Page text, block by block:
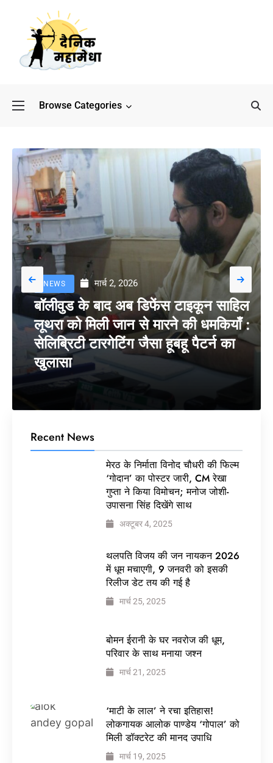
Browse Categories
NEWS मार्च 2, 2026
बॉलीवुड के बाद अब डिफेंस टाइकून साहिल
लूथरा को मिली जान से मारने की धमकियाँ :
सेलिब्रिटी टारगेटिंग जैसा हूबहू पैटर्न का
खुलासा
Recent News
मेरठ के निर्माता विनोद चौधरी की फिल्म
‘गोदान’ का पोस्टर जारी, CM रेखा
गुप्ता ने किया विमोचन; मनोज जोशी-
उपासना सिंह दिखेंगे साथ
अक्टूबर 4, 2025
थलपति विजय की जन नायकन 2026
में धूम मचाएगी, 9 जनवरी को इसकी
रिलीज डेट तय की गई है
मार्च 25, 2025
बोमन ईरानी के घर नवरोज की धूम,
परिवार के साथ मनाया जश्न
मार्च 21, 2025
‘माटी के लाल’ ने रचा इतिहास!
लोकगायक आलोक पाण्डेय ‘गोपाल’ को
मिली डॉक्टरेट की मानद उपाधि
मार्च 19, 2025